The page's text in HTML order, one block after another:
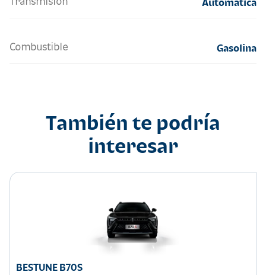
Automatica
Combustible Gasolina
También te podría
interesar
BESTUNE B70S